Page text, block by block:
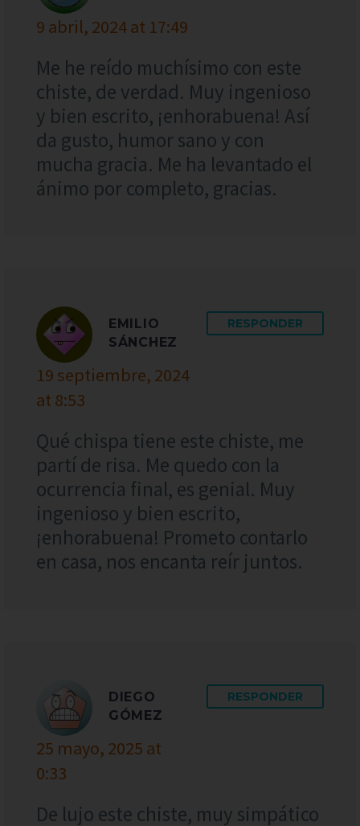
9 abril, 2024 at 17:49
Me he reído muchísimo con este
chiste, de verdad. Muy ingenioso
y bien escrito, ¡enhorabuena! Así
da gusto, humor sano y con
mucha gracia. Me ha levantado el
ánimo por completo, gracias.
EMILIO
SÁNCHEZ
19 septiembre, 2024
at 8:53
RESPONDER
Qué chispa tiene este chiste, me
partí de risa. Me quedo con la
ocurrencia final, es genial. Muy
ingenioso y bien escrito,
¡enhorabuena! Prometo contarlo
en casa, nos encanta reír juntos.
DIEGO
GÓMEZ
25 mayo, 2025 at
0:33
RESPONDER
De lujo este chiste, muy simpático